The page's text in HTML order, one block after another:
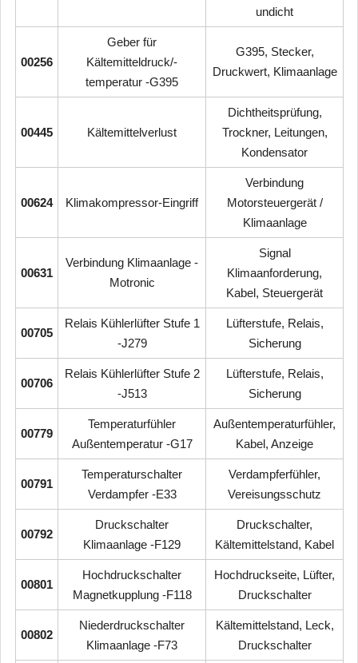
undicht
00256
Geber für
Kältemitteldruck/-
temperatur -G395
G395, Stecker,
Druckwert, Klimaanlage
00445 Kältemittelverlust
Dichtheitsprüfung,
Trockner, Leitungen,
Kondensator
00624 Klimakompressor-Eingriff
Verbindung
Motorsteuergerät /
Klimaanlage
00631
Verbindung Klimaanlage -
Motronic
Signal
Klimaanforderung,
Kabel, Steuergerät
00705
Relais Kühlerlüfter Stufe 1
-J279
Lüfterstufe, Relais,
Sicherung
00706
Relais Kühlerlüfter Stufe 2
-J513
Lüfterstufe, Relais,
Sicherung
00779
Temperaturfühler
Außentemperatur -G17
Außentemperaturfühler,
Kabel, Anzeige
00791
Temperaturschalter
Verdampfer -E33
Verdampferfühler,
Vereisungsschutz
00792
Druckschalter
Klimaanlage -F129
Druckschalter,
Kältemittelstand, Kabel
00801
Hochdruckschalter
Magnetkupplung -F118
Hochdruckseite, Lüfter,
Druckschalter
00802
Niederdruckschalter
Klimaanlage -F73
Kältemittelstand, Leck,
Druckschalter